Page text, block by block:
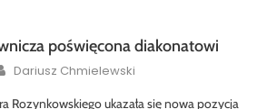
poświęcona diakonatowi
Author
Dariusz Chmielewski
Rozynkowskiego ukazała się nowa pozycja